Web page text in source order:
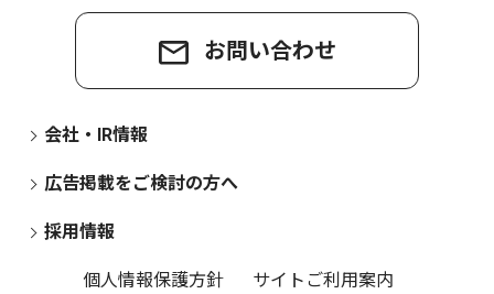
お問い合わせ
会社・IR情報
広告掲載をご検討の方へ
採用情報
個人情報保護方針
サイトご利用案内